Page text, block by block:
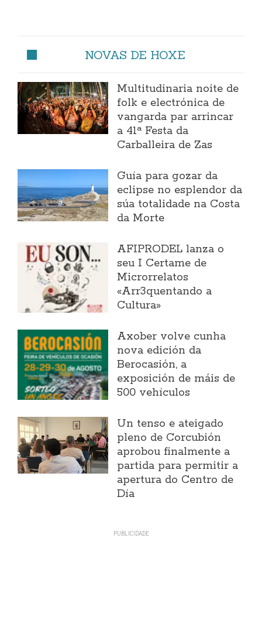
NOVAS DE HOXE
Multitudinaria noite de
folk e electrónica de
vangarda par arrincar
a 41ª Festa da
Carballeira de Zas
Guía para gozar da
eclipse no esplendor da
súa totalidade na Costa
da Morte
AFIPRODEL lanza o
seu I Certame de
Microrrelatos
«Arr3quentando a
Cultura»
Axober volve cunha
nova edición da
Berocasión, a
exposición de máis de
500 vehículos
Un tenso e ateigado
pleno de Corcubión
aprobou finalmente a
partida para permitir a
apertura do Centro de
Día